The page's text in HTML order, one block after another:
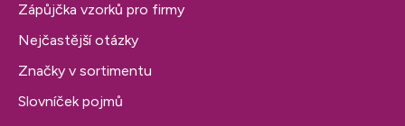
Zápůjčka vzorků pro firmy
Nejčastější otázky
Značky v sortimentu
Slovníček pojmů